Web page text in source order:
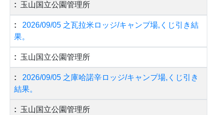
玉山国立公園管理所
2026/09/05 之瓦拉米ロッジ/キャンプ場,くじ引き結
果。
玉山国立公園管理所
2026/09/05 之庫哈諾辛ロッジ/キャンプ場,くじ引き
結果。
玉山国立公園管理所